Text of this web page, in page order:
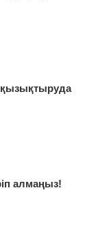
қызықтыруда
алмаңыз!